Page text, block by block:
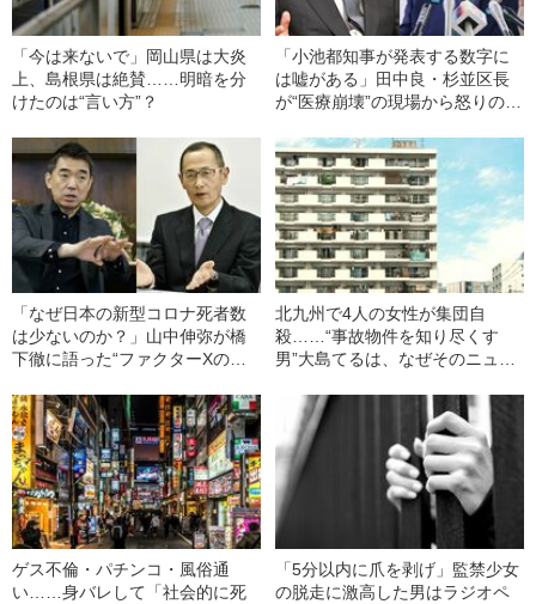
「今は来ないで」岡山県は大炎
上、島根県は絶賛……明暗を分
けたのは“言い方”？
「小池都知事が発表する数字に
は嘘がある」田中良・杉並区長
が“医療崩壊”の現場から怒りの告
「なぜ日本の新型コロナ死者数
は少ないのか？」山中伸弥が橋
下徹に語った“ファクターXの存
北九州で4人の女性が集団自
殺……“事故物件を知り尽くす
男”大島てるは、なぜそのニュー
ゲス不倫・パチンコ・風俗通
い……身バレして「社会的に死
「5分以内に爪を剥げ」監禁少女
の脱走に激高した男はラジオペ